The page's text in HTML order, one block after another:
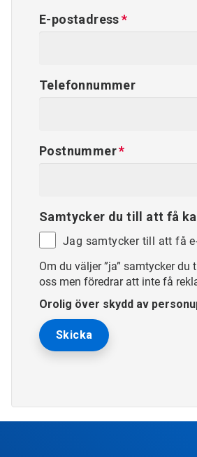
E-postadress
Telefonnummer
Postnummer
Samtycker du till att få
Jag samtycker till att få
Om du väljer ”ja” samtycker
oss men föredrar att inte få
Orolig över skydd av